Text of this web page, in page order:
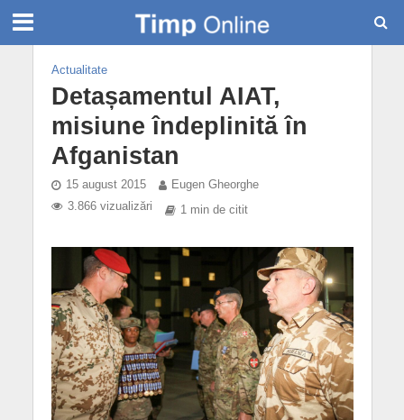
Actualitate
Detașamentul AIAT,
misiune îndeplinită în
Afganistan
15 august 2015
Eugen Gheorghe
3.866 vizualizări
1 min de citit